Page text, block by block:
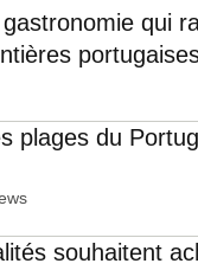
qui
plages du
souhaitent